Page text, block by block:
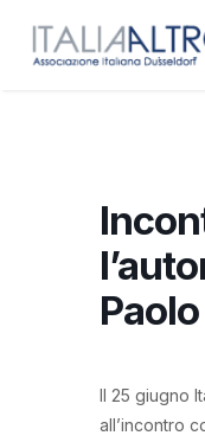
Paolo
Il 25 giugno
all’incontro